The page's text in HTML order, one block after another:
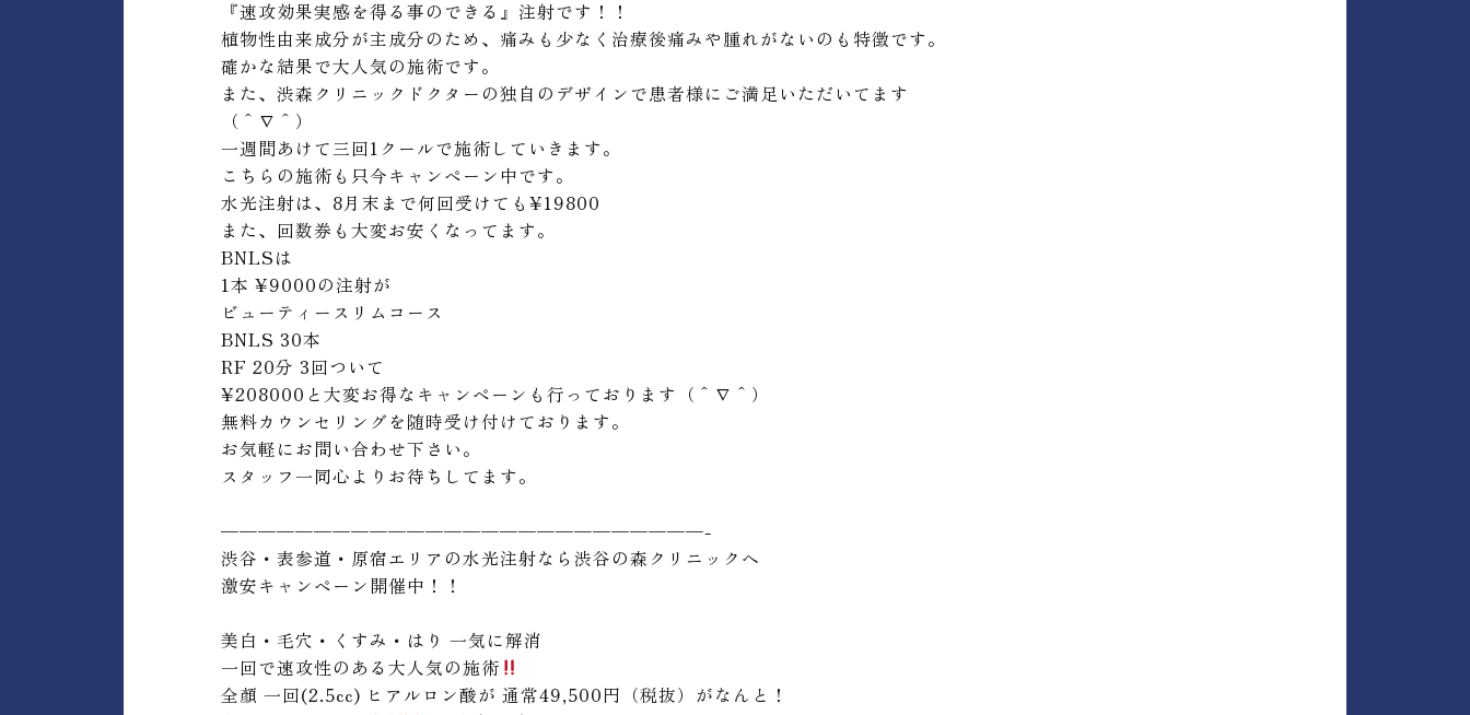
『速攻効果実感を得る事のできる』注射です！！
植物性由来成分が主成分のため、痛みも少なく治療後痛みや腫れがないのも特徴です。
確かな結果で大人気の施術です。
また、渋森クリニックドクターの独自のデザインで患者様にご満足いただいてます
（＾∇＾）
一週間あけて三回1クールで施術していきます。
こちらの施術も只今キャンペーン中です。
水光注射は、8月末まで何回受けても¥19800
また、回数券も大変お安くなってます。
BNLSは
1本 ¥9000の注射が
ビューティースリムコース
BNLS 30本
RF 20分 3回ついて
¥208000と大変お得なキャンペーンも行っております（＾∇＾）
無料カウンセリングを随時受け付けております。
お気軽にお問い合わせ下さい。
スタッフ一同心よりお待ちしてます。
——————————————————————————-
渋谷・表参道・原宿エリアの水光注射なら渋谷の森クリニックへ
激安キャンペーン開催中！！
美白・毛穴・くすみ・はり 一気に解消
一回で速攻性のある大人気の施術
全顏 一回(2.5cc) ヒアルロン酸が 通常49,500円 （税抜）がなんと！